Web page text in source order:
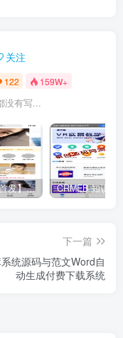
关注
122 159W+
没有写...
【卓创源码网首发】全开源视频打赏系统源码｜双模板+代理分站+易支付对接｜API全面修复｜站长盈利利器！​
下一篇
统源码与范文Word自
动生成付费下载系统